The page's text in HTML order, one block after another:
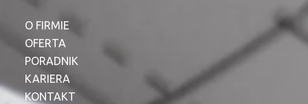
O FIRMIE
OFERTA
PORADNIK
KARIERA
KONTAKT